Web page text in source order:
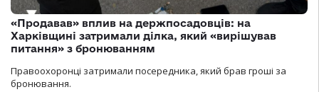
«Продавав» вплив на держпосадовців: на
Харківщині затримали ділка, який «вирішував
питання» з бронюванням
Правоохоронці затримали посередника, який брав гроші за
бронювання.